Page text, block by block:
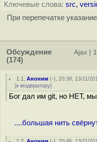
Ключевые слова: src,
При перепечатке
Обсуждение
(174)
Ajax
1.1 ,Аноним (-), 20:38, 13/11/
[к модератору]
Бог дал им git, но НЕТ,
....большая нить